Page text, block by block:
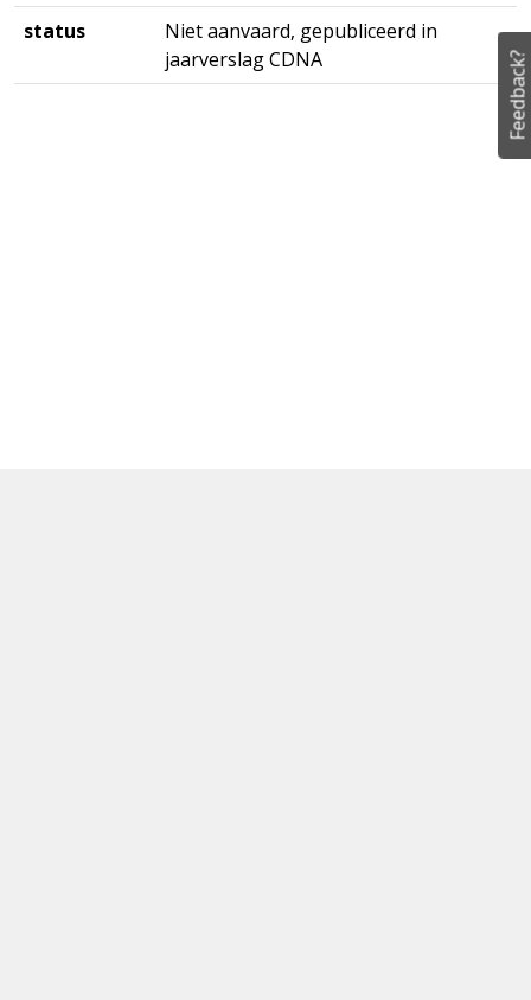
status
Niet aanvaard, gepubliceerd in
jaarverslag CDNA
Feedback?